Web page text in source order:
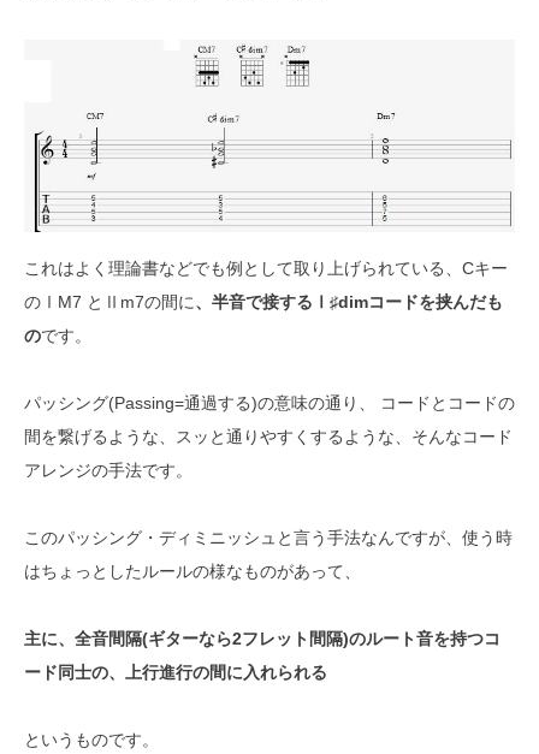
これはよく理論書などでも例として取り上げられている、Cキー
のⅠM7 とⅡm7の間に、半音で接するⅠ♯dimコードを挟んだも
のです。
パッシング(Passing=通過する)の意味の通り、 コードとコードの
間を繋げるような、スッと通りやすくするような、そんなコード
アレンジの手法です。
このパッシング・ディミニッシュと言う手法なんですが、使う時
はちょっとしたルールの様なものがあって、
主に、全音間隔(ギターなら2フレット間隔)のルート音を持つコ
ード同士の、上行進行の間に入れられる
というものです。